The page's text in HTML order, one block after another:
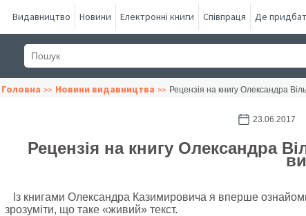
Видавництво Новини Електронні книги Співпраця Де
Головна Новини видавництва Рецензія на книгу Олександра
23.06.2017
Рецензія на книгу Олександра
Із книгами Олександра Казимировича я вперше
зрозуміти, що таке «живий» текст.